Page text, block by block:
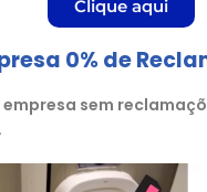
Clique aqui
0% de
sem